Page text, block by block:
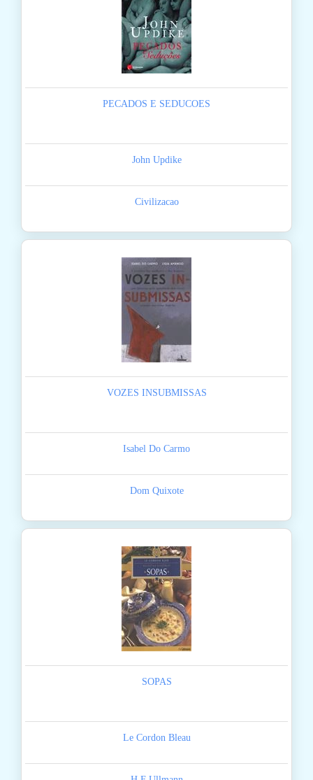
PECADOS E SEDUCOES
John Updike
Civilizacao
VOZES INSUBMISSAS
Isabel Do Carmo
Dom Quixote
SOPAS
Le Cordon Bleau